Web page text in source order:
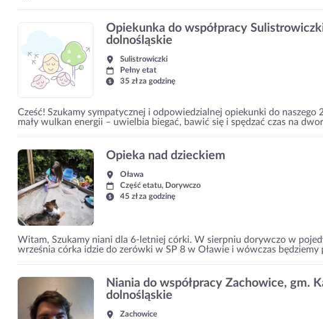
Opiekunka do współpracy
dolnośląskie
Sulistrowiczki
Pełny etat
35 zł za godzinę
Cześć! Szukamy sympatycznej i odpowiedzialnej opiekunki do naszego
mały wulkan energii – uwielbia biegać, bawić się i spędzać czas na
Opieka nad dzieckiem
Oława
Część etatu, Dorywczo
45 zł za godzinę
Witam, Szukamy niani dla 6-letniej córki. W sierpniu dorywczo w
września córka idzie do zerówki w SP 8 w Oławie i wówczas będziemy
Niania do współpracy Zachowice, gm.
dolnośląskie
Zachowice